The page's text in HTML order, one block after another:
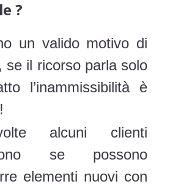
?
un valido motivo di
se il ricorso parla solo
l’inammissibilità è
alcuni clienti
se possono
elementi nuovi con